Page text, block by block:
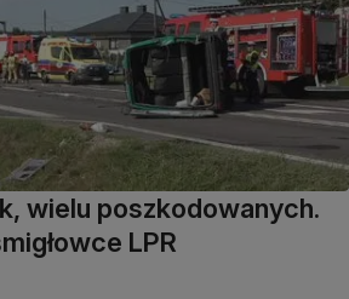
wielu poszkodowanych.
LPR